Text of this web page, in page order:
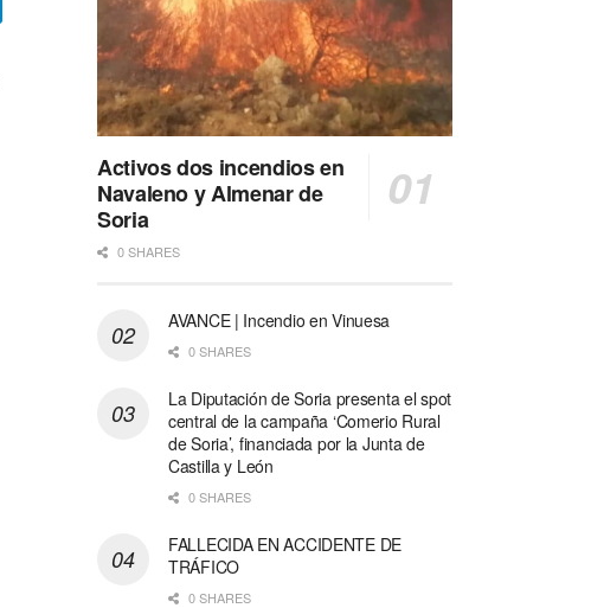
Activos dos incendios en
Navaleno y Almenar de
Soria
0 SHARES
AVANCE | Incendio en Vinuesa
0 SHARES
La Diputación de Soria presenta el spot
central de la campaña ‘Comerio Rural
de Soria’, financiada por la Junta de
Castilla y León
0 SHARES
FALLECIDA EN ACCIDENTE DE
TRÁFICO
0 SHARES